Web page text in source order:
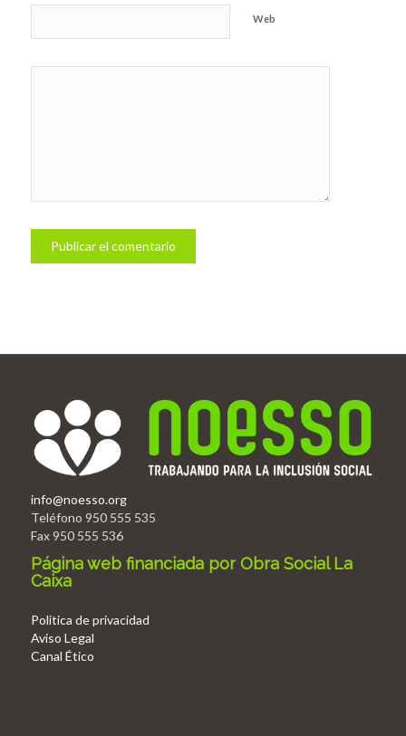
Web
info@noesso.org
Teléfono 950 555 535
Fax 950 555 536
Página web financiada por Obra Social La
Caixa
Politica de privacidad
Aviso Legal
Canal Ético